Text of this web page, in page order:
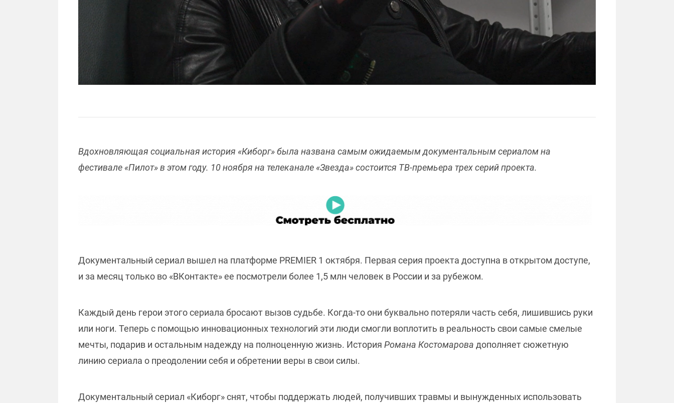
Вдохновляющая социальная история «Киборг» была названа самым ожидаемым документальным сериалом на
фестивале «Пилот» в этом году. 10 ноября на телеканале «Звезда» состоится ТВ-премьера трех серий проекта.
Документальный сериал вышел на платформе PREMIER 1 октября. Первая серия проекта доступна в открытом доступе,
и за месяц только во «ВКонтакте» ее посмотрели более 1,5 млн человек в России и за рубежом.
Каждый день герои этого сериала бросают вызов судьбе. Когда-то они буквально потеряли часть себя, лишившись руки
или ноги. Теперь с помощью инновационных технологий эти люди смогли воплотить в реальность свои самые смелые
мечты, подарив и остальным надежду на полноценную жизнь. История Романа Костомарова дополняет сюжетную
линию сериала о преодолении себя и обретении веры в свои силы.
Документальный сериал «Киборг» снят, чтобы поддержать людей, получивших травмы и вынужденных использовать